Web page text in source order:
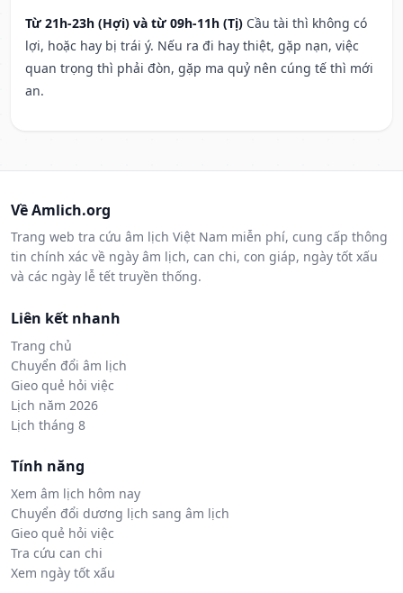
Từ 21h-23h (Hợi) và từ 09h-11h (Tị) Cầu tài thì không có
lợi, hoặc hay bị trái ý. Nếu ra đi hay thiệt, gặp nạn, việc
quan trọng thì phải đòn, gặp ma quỷ nên cúng tế thì mới
an.
Về Amlich.org
Trang web tra cứu âm lịch Việt Nam miễn phí, cung cấp thông
tin chính xác về ngày âm lịch, can chi, con giáp, ngày tốt xấu
và các ngày lễ tết truyền thống.
Liên kết nhanh
Trang chủ
Chuyển đổi âm lịch
Gieo quẻ hỏi việc
Lịch năm 2026
Lịch tháng 8
Tính năng
Xem âm lịch hôm nay
Chuyển đổi dương lịch sang âm lịch
Gieo quẻ hỏi việc
Tra cứu can chi
Xem ngày tốt xấu